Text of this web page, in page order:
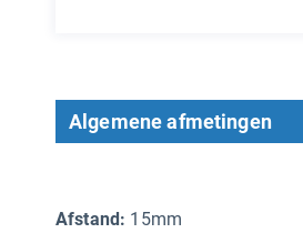
Algemene afmetingen
Afstand: 15mm